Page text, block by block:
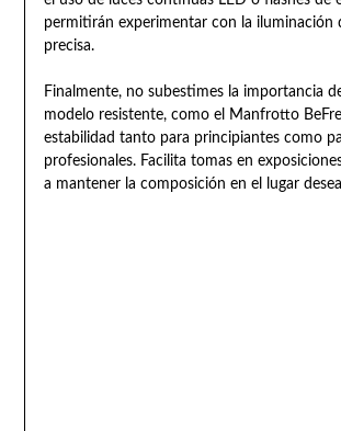
permitirán experimentar con la iluminación
precisa.
Finalmente, no subestimes la importancia
modelo resistente, como el Manfrotto
estabilidad tanto para principiantes como
profesionales. Facilita tomas en
a mantener la composición en el lugar